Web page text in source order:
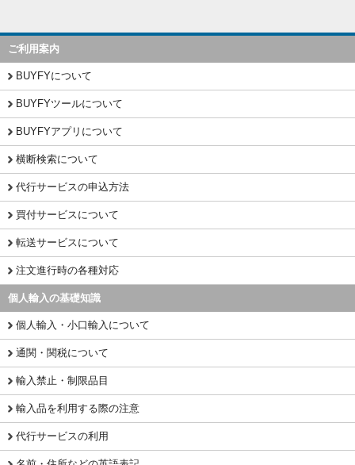
ご利用案内
BUYFYについて
BUYFYツールについて
BUYFYアプリについて
横断検索について
代行サービスの申込方法
買付サービスについて
転送サービスについて
注文進行時の各種対応
個人輸入の基礎知識
個人輸入・小口輸入について
通関・関税について
輸入禁止・制限品目
輸入品を利用する際の注意
代行サービスの利用